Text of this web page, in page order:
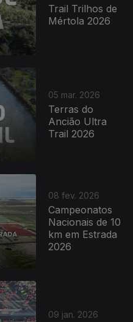
Trail Trilhos de
Mértola 2026
05 mar. 2026
Terras do
Ancião Ultra
Trail 2026
08 fev. 2026
Campeonatos
Nacionais de 10
km em Estrada
2026
09 jan. 2026